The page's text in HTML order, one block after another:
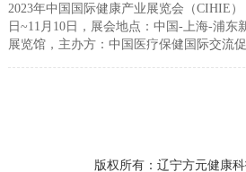
2023年中国国际健康产业展览会（CIHIE
日~11月10日，展会地点：中国-上海-浦东
展览馆，主办方：中国医疗保健国际交流
版权所有：辽宁方元健康